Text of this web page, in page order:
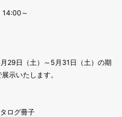
14:00～
29日（土）～5月31日（土）の期
示いたします。
ログ冊子